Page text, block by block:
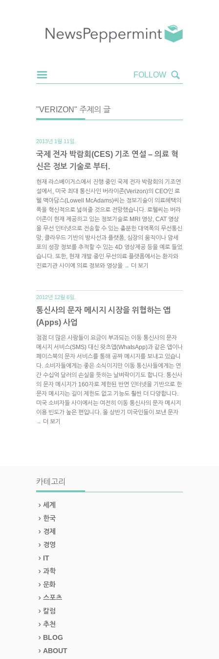
"VERIZON" 주제의 글
2013년 1월 11일.
국제 전자 박람회(CES) 기조 연설 – 의료 혁
신은 정보 기술로 부터.
현재 라스베이거스에서 진행 중인 국제 전자 박람회의 기조연
설에서, 미국 최대 통신사인 버라이존(Verizon)의 CEO인 로
웰 맥아담스(Lowell McAdams)씨는 정보기술이 의료혜택의
폭을 혁신적으로 넓혀줄 것으로 전망했습니다. 로웰씨는 버라
이존이 현재 제공하고 있는 정보기술로 MRI 영상, CAT 영상
을 무선 인터넷으로 전송할 수 있는 충분한 대역폭의 무선통신
망, 클라우드 기반의 방사선과 플랫폼, 심장의 움직이나 암세
포의 성장 정보를 추적할 수 있는 4D 영상제공 등을 예로 들었
습니다. 또한, 현재 개발 중인 무선의료 플랫폼에서는 환자와
진료기관 사이에 의료 정보와 영상을 → 더 보기
2012년 12월 6일.
통신사의 문자 메시지 시장을 위협하는 앱
(Apps) 사업
점점 더 많은 사람들이 요금이 부과되는 이동 통신사의 문자
메시지 서비스(SMS) 대신 왓츠앱(WhatsApp)과 같은 앱이나
페이스북의 문자 서비스를 통해 공짜 메시지를 보내고 있습니
다. 소비자들에게는 좋은 소식이지만 이동 통신사들에게는 연
간 수십억 달러의 손실을 뜻하는 날벼락이기도 합니다. 통신사
의 문자 메시지가 160자로 제한된 반면 인터넷을 기반으로 한
문자 메시지는 길이 제한도 없고 기능도 훨씬 더 다양합니다.
미국 소비자들 사이에서는 여전히 이동 통신사의 문자 메시지
이용 빈도가 높은 편입니다. 올 상반기 미국인들이 보낸 문자
→ 더 보기
카테고리
세계
한국
경제
경영
IT
과학
문화
스포츠
칼럼
추천
BLOG
ABOUT